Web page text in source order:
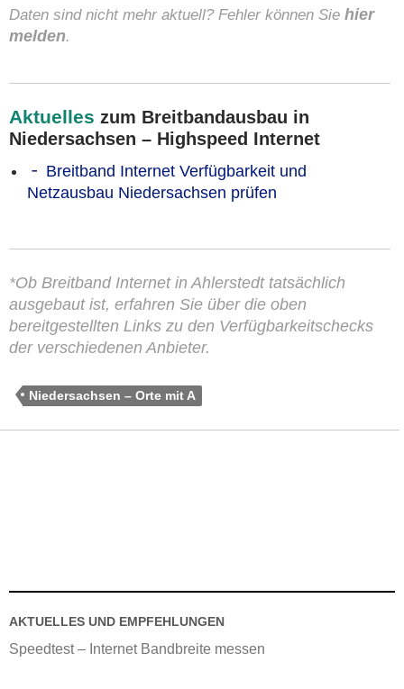
Daten sind nicht mehr aktuell? Fehler können Sie hier
melden.
Aktuelles zum Breitbandausbau in
Niedersachsen – Highspeed Internet
Breitband Internet Verfügbarkeit und
Netzausbau Niedersachsen prüfen
*Ob Breitband Internet in Ahlerstedt tatsächlich
ausgebaut ist, erfahren Sie über die oben
bereitgestellten Links zu den Verfügbarkeitschecks
der verschiedenen Anbieter.
Niedersachsen – Orte mit A
AKTUELLES UND EMPFEHLUNGEN
Speedtest – Internet Bandbreite messen